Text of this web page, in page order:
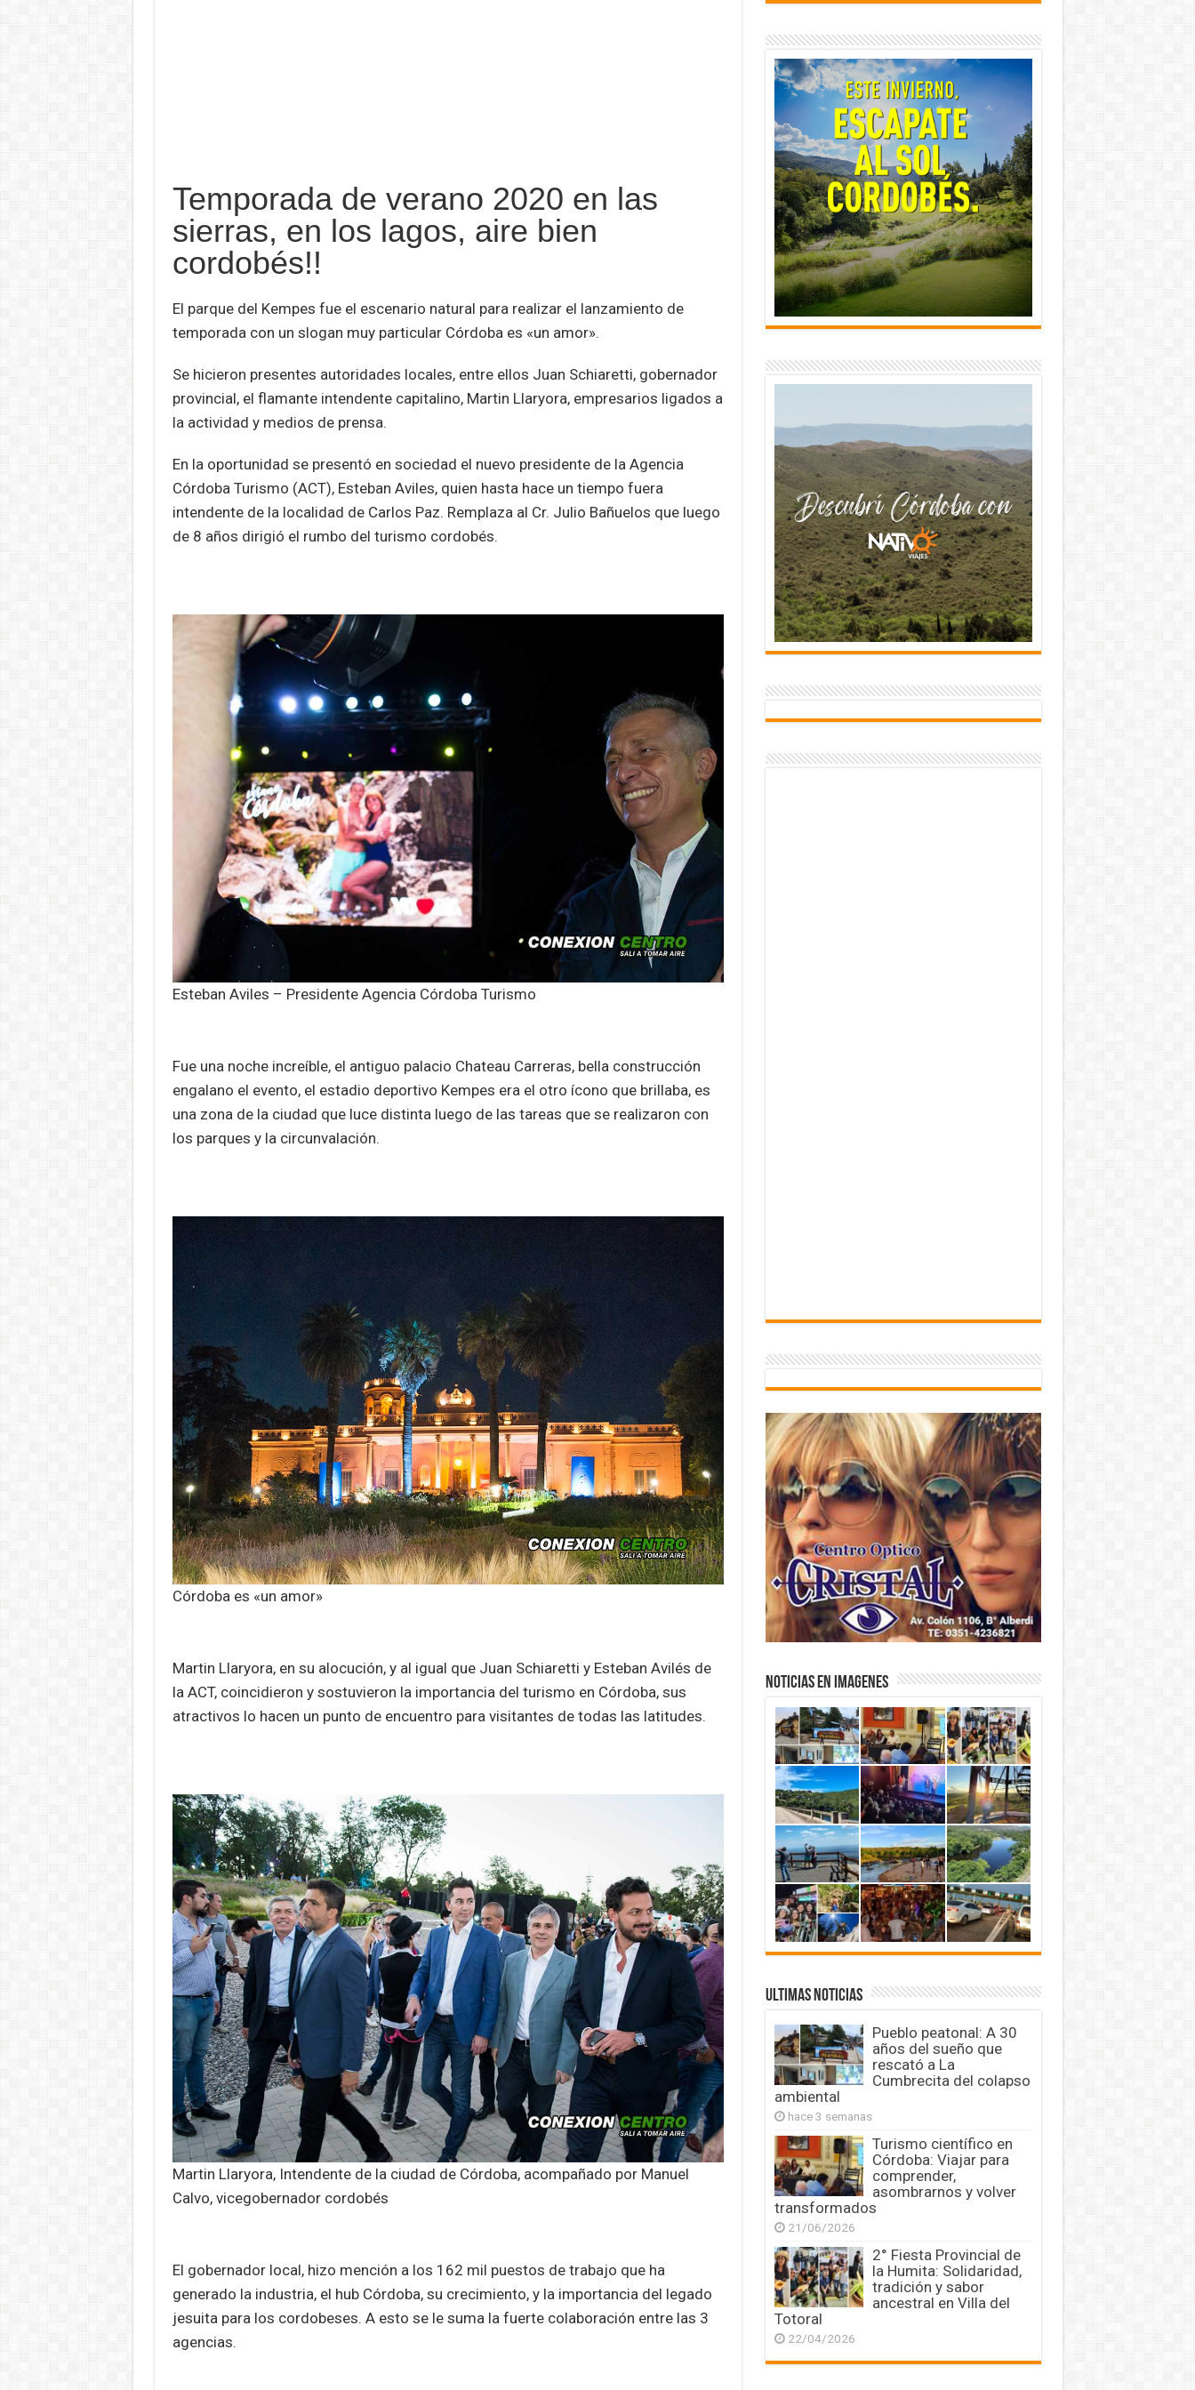
Temporada de verano 2020 en las
sierras, en los lagos, aire bien
cordobés!!
El parque del Kempes fue el escenario natural para realizar el lanzamiento de
temporada con un slogan muy particular Córdoba es «un amor».
Se hicieron presentes autoridades locales, entre ellos Juan Schiaretti, gobernador
provincial, el flamante intendente capitalino, Martin Llaryora, empresarios ligados a
la actividad y medios de prensa.
En la oportunidad se presentó en sociedad el nuevo presidente de la Agencia
Córdoba Turismo (ACT), Esteban Aviles, quien hasta hace un tiempo fuera
intendente de la localidad de Carlos Paz. Remplaza al Cr. Julio Bañuelos que luego
de 8 años dirigió el rumbo del turismo cordobés.
Esteban Aviles – Presidente Agencia Córdoba Turismo
Fue una noche increíble, el antiguo palacio Chateau Carreras, bella construcción
engalano el evento, el estadio deportivo Kempes era el otro ícono que brillaba, es
una zona de la ciudad que luce distinta luego de las tareas que se realizaron con
los parques y la circunvalación.
Córdoba es «un amor»
Martin Llaryora, en su alocución, y al igual que Juan Schiaretti y Esteban Avilés de
la ACT, coincidieron y sostuvieron la importancia del turismo en Córdoba, sus
atractivos lo hacen un punto de encuentro para visitantes de todas las latitudes.
Martin Llaryora, Intendente de la ciudad de Córdoba, acompañado por Manuel
Calvo, vicegobernador cordobés
El gobernador local, hizo mención a los 162 mil puestos de trabajo que ha
generado la industria, el hub Córdoba, su crecimiento, y la importancia del legado
jesuita para los cordobeses. A esto se le suma la fuerte colaboración entre las 3
agencias.
NOTICIAS EN IMAGENES
ULTIMAS NOTICIAS
Pueblo peatonal: A 30
años del sueño que
rescató a La
Cumbrecita del colapso
ambiental
hace 3 semanas
Turismo científico en
Córdoba: Viajar para
comprender,
asombrarnos y volver
transformados
21/06/2026
2° Fiesta Provincial de
la Humita: Solidaridad,
tradición y sabor
ancestral en Villa del
Totoral
22/04/2026